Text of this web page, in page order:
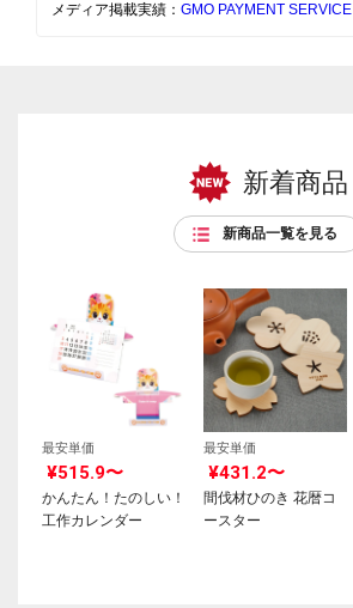
メディア掲載実績： GMO PAYMENT SERVICE
新着商品
新商品一覧を見る
最安単価
¥515.9〜
かんたん！たのしい！
工作カレンダー
最安単価
¥431.2〜
間伐材ひのき 花暦コ
ースター